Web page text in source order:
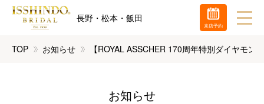
長野・松本・飯田
TOP お知らせ 【ROYAL ASSCHER 170周年特別ダイヤモン
お知らせ
来店予約